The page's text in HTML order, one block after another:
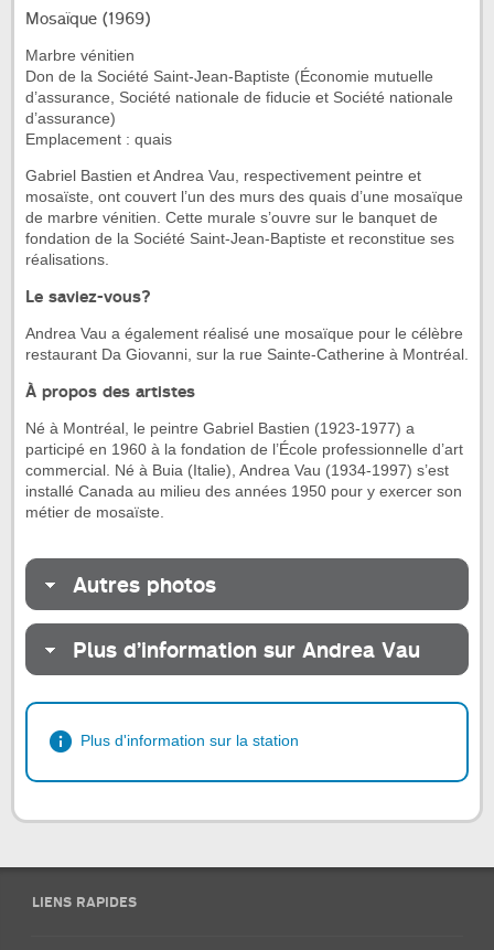
Mosaïque (1969)
Marbre vénitien
Don de la Société Saint-Jean-Baptiste (Économie mutuelle
d’assurance, Société nationale de fiducie et Société nationale
d’assurance)
Emplacement : quais
Gabriel Bastien et Andrea Vau, respectivement peintre et
mosaïste, ont couvert l’un des murs des quais d’une mosaïque
de marbre vénitien. Cette murale s’ouvre sur le banquet de
fondation de la Société Saint-Jean-Baptiste et reconstitue ses
réalisations.
Le saviez-vous?
Andrea Vau a également réalisé une mosaïque pour le célèbre
restaurant Da Giovanni, sur la rue Sainte-Catherine à Montréal.
À propos des artistes
Né à Montréal, le peintre Gabriel Bastien (1923-1977) a
participé en 1960 à la fondation de l’École professionnelle d’art
commercial. Né à Buia (Italie), Andrea Vau (1934-1997) s’est
installé Canada au milieu des années 1950 pour y exercer son
métier de mosaïste.
Autres photos
Plus d’information sur Andrea Vau
Plus d'information sur la station
LIENS RAPIDES